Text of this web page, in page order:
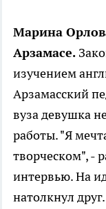
Марина
Арзамасе.
изучением
Арзамасский
вуза девушка
работы. "Я
творческом", -
интервью. На
натолкнул